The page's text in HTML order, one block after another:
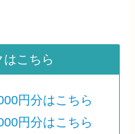
はこちら
円分はこちら
円分はこちら